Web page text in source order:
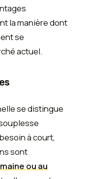
la manière dont
se
actuel.
se distingue
à court,
sont
ou au